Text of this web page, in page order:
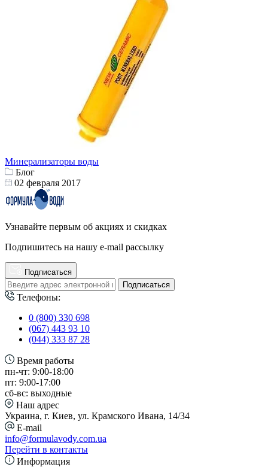
Минерализаторы воды
Блог
02 февраля 2017
Узнавайте первым об акциях и скидках
Подпишитесь на нашу e-mail рассылку
Подписаться
Подписаться
Телефоны:
0 (800) 330 698
(067) 443 93 10
(044) 333 87 28
Время работы
пн-чт: 9:00-18:00
пт: 9:00-17:00
сб-вс: выходные
Наш адрес
Украина, г. Киев, ул. Крамского Ивана, 14/34
E-mail
info@formulavody.com.ua
Перейти в контакты
Информация